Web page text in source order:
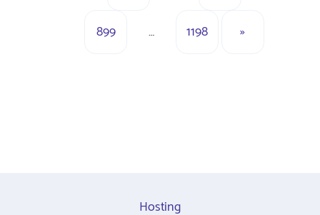
899 … 1198 »
Hosting